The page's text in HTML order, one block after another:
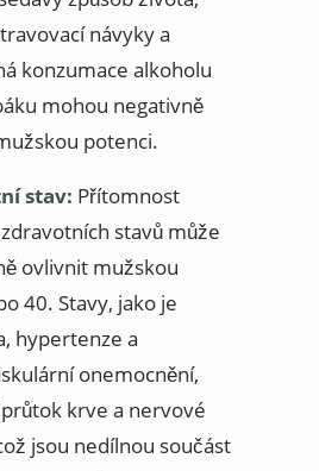
návyky a
konzumace alkoholu
mohou negativně
potenci.
stav: Přítomnost
stavů může
ovlivnit mužskou
40. Stavy, jako je
hypertenze a
onemocnění,
krve a nervové
jsou nedílnou součást